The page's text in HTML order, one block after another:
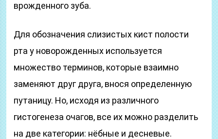
врожденного зуба.
Для обозначения слизистых кист полости
рта у новорожденных используется
множество терминов, которые взаимно
заменяют друг друга, внося определенную
путаницу. Но, исходя из различного
гистогенеза очагов, все их можно разделить
на две категории: нёбные и десневые.